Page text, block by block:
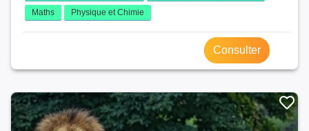
Maths
Physique et Chimie
Consulter